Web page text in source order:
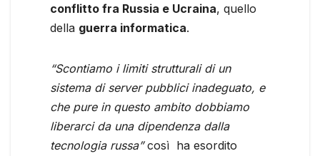
conflitto fra Russia e Ucraina, quello
della guerra informatica.
“Scontiamo i limiti strutturali di un
sistema di server pubblici inadeguato, e
che pure in questo ambito dobbiamo
liberarci da una dipendenza dalla
tecnologia russa”così ha esordito